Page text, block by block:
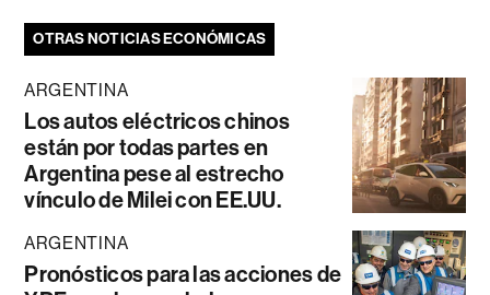
OTRAS NOTICIAS ECONÓMICAS
ARGENTINA
Los autos eléctricos chinos
están por todas partes en
Argentina pese al estrecho
vínculo de Milei con EE.UU.
ARGENTINA
Pronósticos para las acciones de